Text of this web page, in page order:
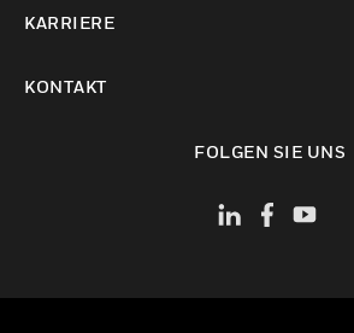
KARRIERE
KONTAKT
FOLGEN SIE UNS